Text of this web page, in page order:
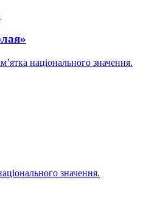
національного значення.
значення.